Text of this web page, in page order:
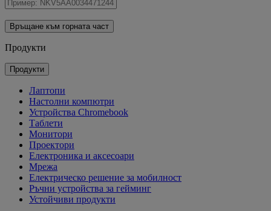
Връщане към горната част
Продукти
Продукти
Лаптопи
Настолни компютри
Устройства Chromebook
Таблети
Монитори
Проектори
Електроника и аксесоари
Мрежа
Електрическо решение за мобилност
Ръчни устройства за гейминг
Устойчиви продукти